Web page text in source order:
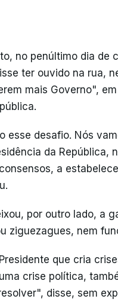
no penúltimo dia de
ter ouvido na rua,
mais Governo",
esse desafio. Nós
da República,
a
por outro lado, a
ziguezagues, nem
que cria
crise política,
disse, sem